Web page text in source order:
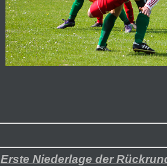
Erste Niederlage der